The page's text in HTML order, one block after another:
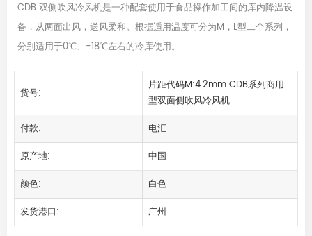
CDB 双侧吹风冷风机是一种配套使用于食品操作加工间的库内降温设
备，从两面出风，送风柔和。根据适用温度可分为M，L型二个系列，
分别适用于0℃、-18℃左右的冷库使用。
货号:
片距代码M:4.2mm CDB系列商用
型双面侧吹风冷风机
付款:
电汇
原产地:
中国
颜色:
白色
发货港口:
广州